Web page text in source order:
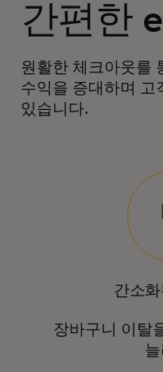
간편한
원활한 체크아웃를
수익을 증대하며 고
있습니다.
간소
장바구니 이탈